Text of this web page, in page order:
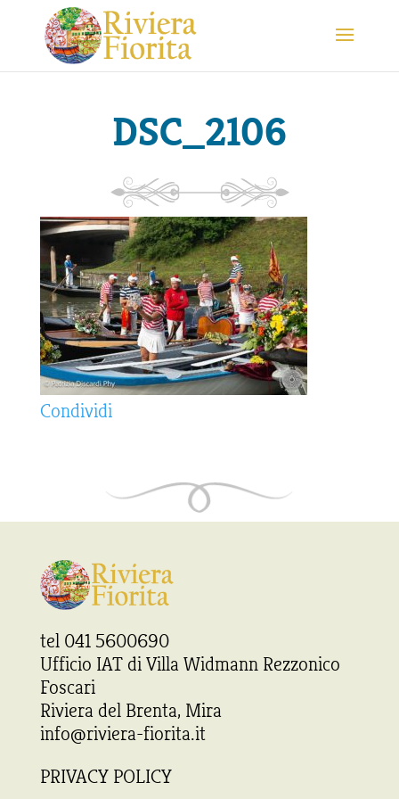
DSC_2106
Condividi
tel 041 5600690
Ufficio IAT di Villa Widmann Rezzonico
Foscari
Riviera del Brenta, Mira
info@riviera-fiorita.it
PRIVACY POLICY